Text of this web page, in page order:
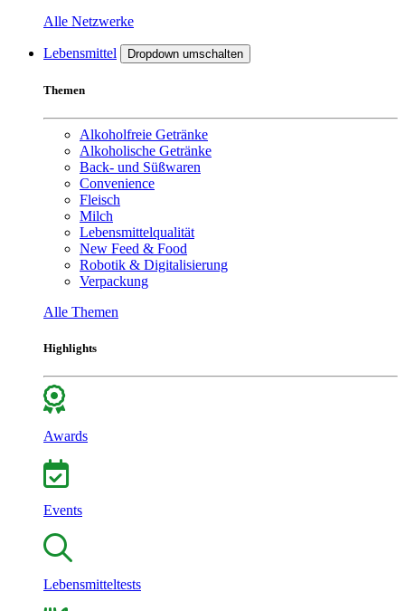
Alle Netzwerke
Lebensmittel Dropdown umschalten
Themen
Alkoholfreie Getränke
Alkoholische Getränke
Back- und Süßwaren
Convenience
Fleisch
Milch
Lebensmittelqualität
New Feed & Food
Robotik & Digitalisierung
Verpackung
Alle Themen
Highlights
Awards
Events
Lebensmitteltests